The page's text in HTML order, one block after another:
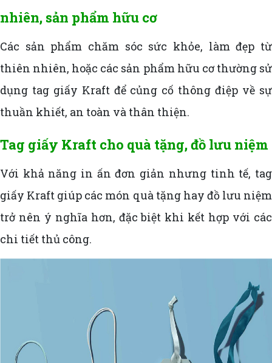
nhiên, sản phẩm hữu cơ
Các sản phẩm chăm sóc sức khỏe, làm đẹp từ
thiên nhiên, hoặc các sản phẩm hữu cơ thường sử
dụng tag giấy Kraft để củng cố thông điệp về sự
thuần khiết, an toàn và thân thiện.
Tag giấy Kraft cho quà tặng, đồ lưu niệm
Với khả năng in ấn đơn giản nhưng tinh tế, tag
giấy Kraft giúp các món quà tặng hay đồ lưu niệm
trở nên ý nghĩa hơn, đặc biệt khi kết hợp với các
chi tiết thủ công.